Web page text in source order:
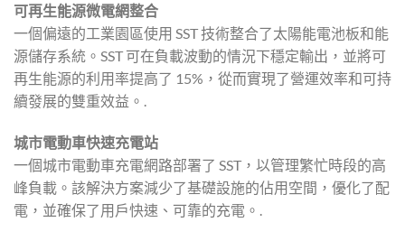
可再生能源微電網整合
一個偏遠的工業園區使用 SST 技術整合了太陽能電池板和能
源儲存系統。SST 可在負載波動的情況下穩定輸出，並將可
再生能源的利用率提高了 15%，從而實現了營運效率和可持
續發展的雙重效益。.
城市電動車快速充電站
一個城市電動車充電網路部署了 SST，以管理繁忙時段的高
峰負載。該解決方案減少了基礎設施的佔用空間，優化了配
電，並確保了用戶快速、可靠的充電。.